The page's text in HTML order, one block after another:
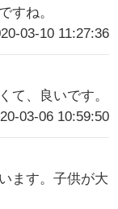
すね。
03-10 11:27:36
て、良いです。
03-06 10:59:50
ます。子供が大